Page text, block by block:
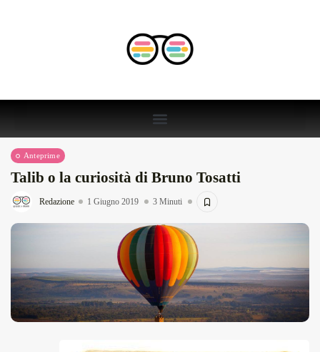
Anteprime
Talib o la curiosità di Bruno Tosatti
Redazione 1 Giugno 2019 3 Minuti